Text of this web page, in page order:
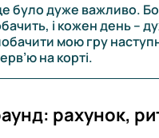
було дуже важливо.
і кожен день –
мою гру
на корті.
рахунок,